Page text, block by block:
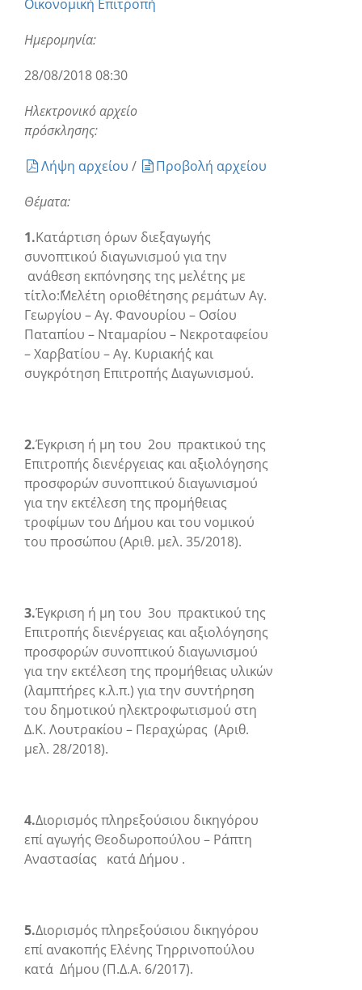
Οικονομική Επιτροπή
Ημερομηνία:
28/08/2018 08:30
Ηλεκτρονικό αρχείο
πρόσκλησης:
Λήψη αρχείου /
Προβολή αρχείου
Θέματα:
1.Κατάρτιση όρων διεξαγωγής
συνοπτικού διαγωνισμού για την
ανάθεση εκπόνησης της μελέτης με
τίτλο:΄΄Μελέτη οριοθέτησης ρεμάτων Αγ.
Γεωργίου – Αγ. Φανουρίου – Οσίου
Παταπίου – Νταμαρίου – Νεκροταφείου
– Χαρβατίου – Αγ. Κυριακής΄΄ και
συγκρότηση Επιτροπής Διαγωνισμού.
2.Έγκριση ή μη του 2ου πρακτικού της
Επιτροπής διενέργειας και αξιολόγησης
προσφορών συνοπτικού διαγωνισμού
για την εκτέλεση της προμήθειας
τροφίμων του Δήμου και του νομικού
του προσώπου (Αριθ. μελ. 35/2018).
3.Έγκριση ή μη του 3ου πρακτικού της
Επιτροπής διενέργειας και αξιολόγησης
προσφορών συνοπτικού διαγωνισμού
για την εκτέλεση της προμήθειας υλικών
(λαμπτήρες κ.λ.π.) για την συντήρηση
του δημοτικού ηλεκτροφωτισμού στη
Δ.Κ. Λουτρακίου – Περαχώρας (Αριθ.
μελ. 28/2018).
4.Διορισμός πληρεξούσιου δικηγόρου
επί αγωγής Θεοδωροπούλου – Ράπτη
Αναστασίας κατά Δήμου .
5.Διορισμός πληρεξούσιου δικηγόρου
επί ανακοπής Ελένης Τηρρινοπούλου
κατά Δήμου (Π.Δ.Α. 6/2017).